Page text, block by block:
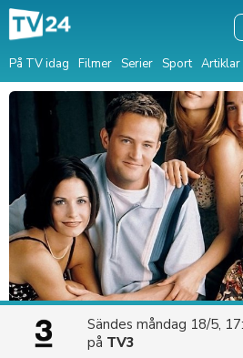
På TV idag Filmer Serier Sport Artiklar
Sändes måndag 18/5,
på TV3